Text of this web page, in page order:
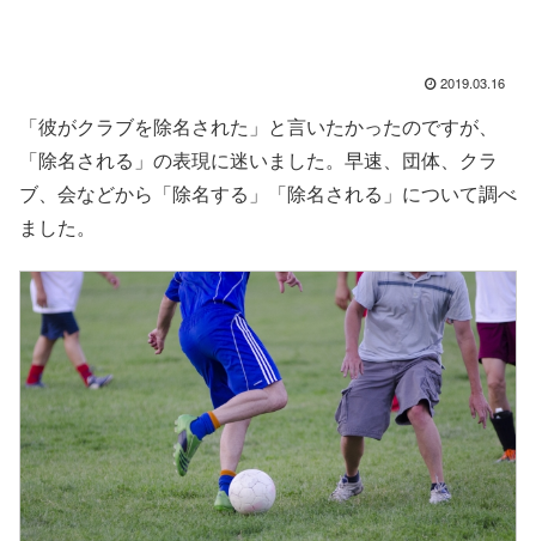
2019.03.16
「彼がクラブを除名された」と言いたかったのですが、
「除名される」の表現に迷いました。早速、団体、クラ
ブ、会などから「除名する」「除名される」について調べ
ました。